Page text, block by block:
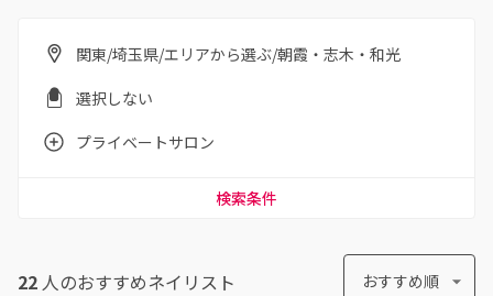
関東/埼玉県/エリアから選ぶ/朝霞・志木・和光
選択しない
プライベートサロン
検索条件
22 人のおすすめネイリスト おすすめ順